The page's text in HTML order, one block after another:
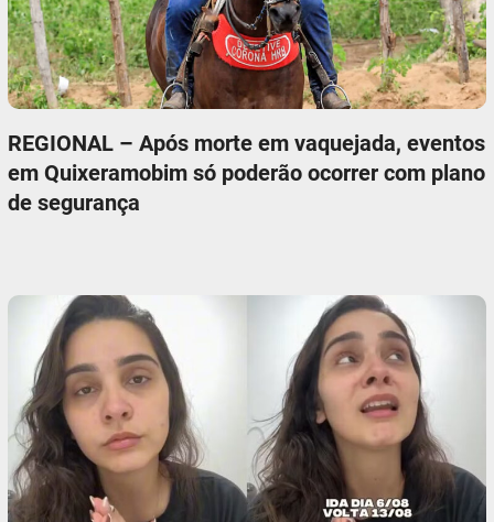
REGIONAL – Após morte em vaquejada, eventos
em Quixeramobim só poderão ocorrer com plano
de segurança